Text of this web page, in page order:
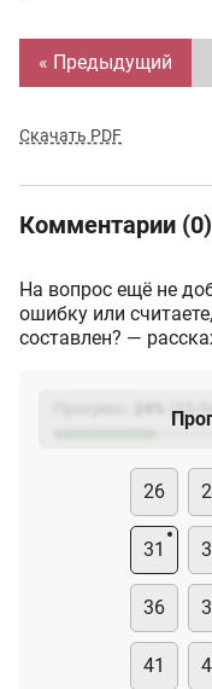
« Предыдущий
Скачать PDF
Комментарии (0)
На вопрос ещё не
ошибку или
составлен? —
(23
26
31
36
41